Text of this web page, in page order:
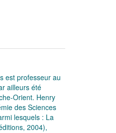
est professeur au
ailleurs été
Orient. Henry
des Sciences
lesquels : La
2004),